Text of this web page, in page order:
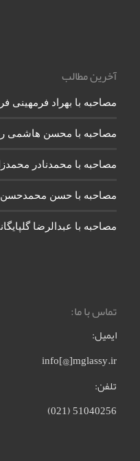
آخرین مطالب
مصاحبه با بهراد فرمهینی
مصاحبه با محسن هاشمی
مصاحبه با محمدنادر محمدزاده-
مصاحبه با حسن
مصاحبه با عبدالرضا گلپایگانی-
تماس با ما:
ایمیل:
info[@]mglassy.ir
تلفن:
51040256 (021)